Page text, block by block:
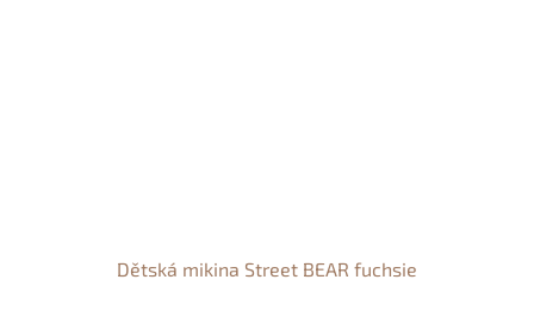
Dětská mikina Street BEAR fuchsie